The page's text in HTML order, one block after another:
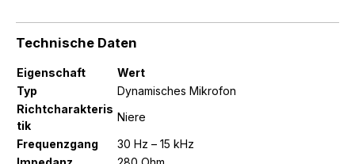
Technische Daten
Eigenschaft
Wert
Typ
Dynamisches Mikrofon
Richtcharakteris
tik
Niere
Frequenzgang
30 Hz – 15 kHz